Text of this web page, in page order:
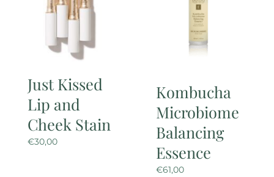
optie
kan
gekozen
worden
de
productpagina
optie
kan
gekozen
worden
productpagina
Just Kissed
Lip and
Cheek Stain
€30,00
Kombucha
Microbiome
Balancing
Essence
€61,00